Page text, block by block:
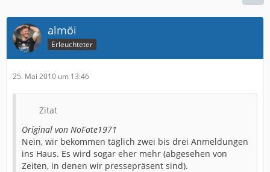
almöi
Erleuchteter
25. Mai 2010 um 13:46
Zitat
Original von NoFate1971
Nein, wir bekommen täglich zwei bis drei Anmeldungen
ins Haus. Es wird sogar eher mehr (abgesehen von
Zeiten, in denen wir pressepräsent sind).